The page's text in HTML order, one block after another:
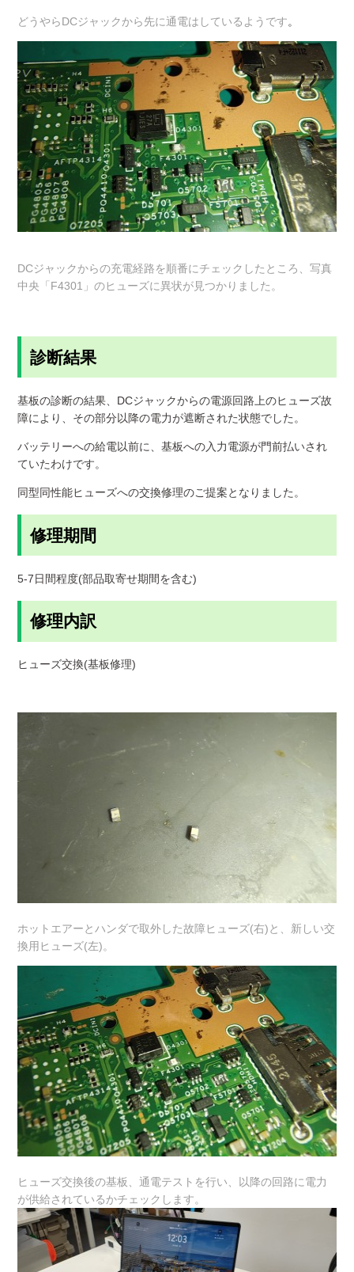
どうやらDCジャックから先に通電はしているようです。
DCジャックからの充電経路を順番にチェックしたところ、写真
中央「F4301」のヒューズに異状が見つかりました。
診断結果
基板の診断の結果、DCジャックからの電源回路上のヒューズ故
障により、その部分以降の電力が遮断された状態でした。
バッテリーへの給電以前に、基板への入力電源が門前払いされ
ていたわけです。
同型同性能ヒューズへの交換修理のご提案となりました。
修理期間
5-7日間程度(部品取寄せ期間を含む)
修理内訳
ヒューズ交換(基板修理)
ホットエアーとハンダで取外した故障ヒューズ(右)と、新しい交
換用ヒューズ(左)。
ヒューズ交換後の基板、通電テストを行い、以降の回路に電力
が供給されているかチェックします。